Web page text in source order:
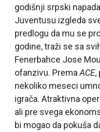
godišnji srpski
Juventusu izgleda
predlogu da mu se
godine, traži se sa
Fenerbahce Jose
ofanzivu. Prema ACE,
nekoliko meseci
igrača. Atraktivna
ali pre svega
bi mogao da pokuša